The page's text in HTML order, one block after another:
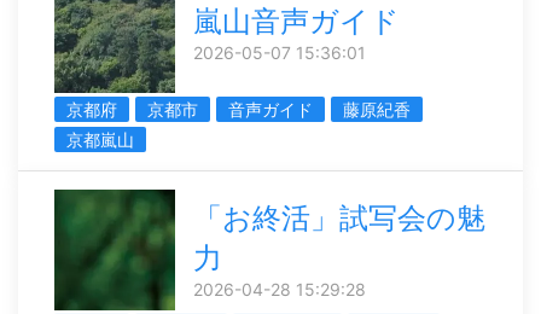
嵐山音声ガイド
2026-05-07 15:36:01
京都府 京都市 音声ガイド
藤原紀香
京都嵐山
「お終活」試写会の魅
力
2026-04-28 15:29:28